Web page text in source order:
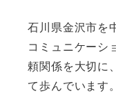
石川県金沢市を
コミュニケーシ
頼関係を大切に
て歩んでいます。